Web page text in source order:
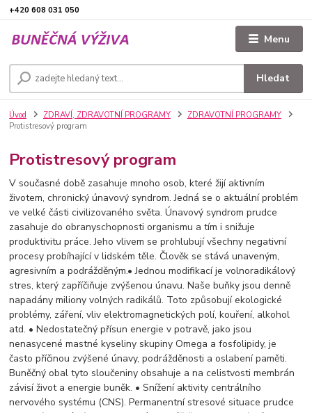
Menu
Hledat
+420 608 031 050
Úvod ZDRAVÍ, ZDRAVOTNÍ PROGRAMY
ZDRAVOTNÍ PROGRAMY
Protistresový program
Protistresový program
V současné době zasahuje mnoho osob, které žijí aktivním
životem, chronický únavový syndrom. Jedná se o aktuální problém
ve velké části civilizovaného světa. Únavový syndrom prudce
zasahuje do obranyschopnosti organismu a tím i snižuje
produktivitu práce. Jeho vlivem se prohlubují všechny negativní
procesy probíhající v lidském těle. Člověk se stává unaveným,
agresivním a podrážděným.• Jednou modifikací je volnoradikálový
stres, který zapříčiňuje zvýšenou únavu. Naše buňky jsou denně
napadány miliony volných radikálů. Toto způsobují ekologické
problémy, záření, vliv elektromagnetických polí, kouření, alkohol
atd. • Nedostatečný přísun energie v potravě, jako jsou
nenasycené mastné kyseliny skupiny Omega a fosfolipidy, je
často příčinou zvýšené únavy, podrážděnosti a oslabení paměti.
Buněčný obal tyto sloučeniny obsahuje a na celistvosti membrán
závisí život a energie buněk. • Snížení aktivity centrálního
nervového systému (CNS). Permanentní stresové situace prudce